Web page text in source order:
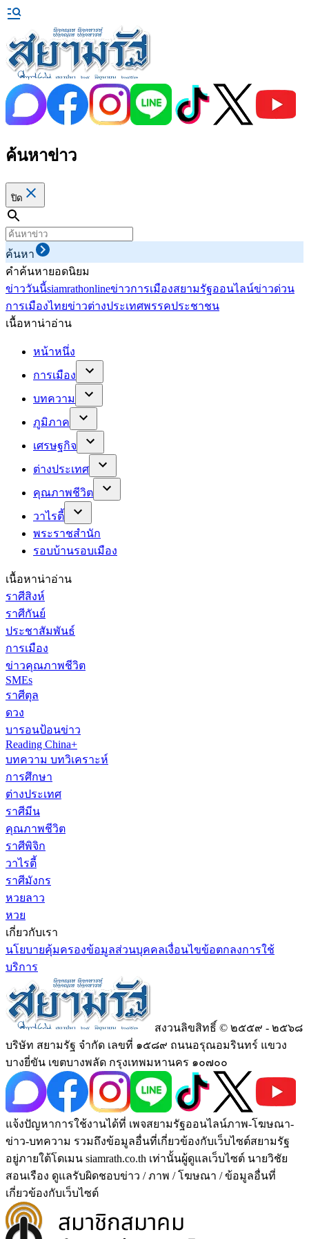
ค้นหาข่าว
ปิด
ค้นหา
คำค้นหายอดนิยม
ข่าววันนี้siamrathonlineข่าวการเมืองสยามรัฐออนไลน์ข่าวด่วน
การเมืองไทยข่าวต่างประเทศพรรคประชาชน
เนื้อหาน่าอ่าน
หน้าหนึ่ง
การเมือง
บทความ
ภูมิภาค
เศรษฐกิจ
ต่างประเทศ
คุณภาพชีวิต
วาไรตี้
พระราชสำนัก
รอบบ้านรอบเมือง
เนื้อหาน่าอ่าน
ราศีสิงห์
ราศีกันย์
ประชาสัมพันธ์
การเมือง
ข่าวคุณภาพชีวิต
SMEs
ราศีตุล
ดวง
บารอนป้อนข่าว
Reading China+
บทความ บทวิเคราะห์
การศึกษา
ต่างประเทศ
ราศีมีน
คุณภาพชีวิต
ราศีพิจิก
วาไรตี้
ราศีมังกร
หวยลาว
หวย
เกี่ยวกับเรา
นโยบายคุ้มครองข้อมูลส่วนบุคคลเงื่อนไขข้อตกลงการใช้
บริการ
สงวนลิขสิทธิ์ © ๒๕๕๙ - ๒๕๖๘
บริษัท สยามรัฐ จำกัด เลขที่ ๑๕๘๙ ถนนอรุณอมรินทร์ แขวง
บางยี่ขัน เขตบางพลัด กรุงเทพมหานคร ๑๐๗๐๐
แจ้งปัญหาการใช้งานได้ที่ เพจสยามรัฐออนไลน์ภาพ-โฆษณา-
ข่าว-บทความ รวมถึงข้อมูลอื่นที่เกี่ยวข้องกับเว็บไซต์สยามรัฐ
อยู่ภายใต้โดเมน siamrath.co.th เท่านั้นผู้ดูแลเว็บไซต์ นายวิชัย
สอนเรือง ดูแลรับผิดชอบข่าว / ภาพ / โฆษณา / ข้อมูลอื่นที่
เกี่ยวข้องกับเว็บไซต์